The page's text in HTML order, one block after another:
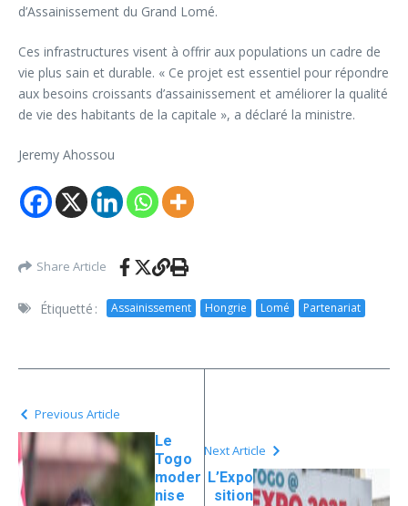
d’Assainissement du Grand Lomé.
Ces infrastructures visent à offrir aux populations un cadre de
vie plus sain et durable. « Ce projet est essentiel pour répondre
aux besoins croissants d’assainissement et améliorer la qualité
de vie des habitants de la capitale », a déclaré la ministre.
Jeremy Ahossou
Share Article
Étiquetté : Assainissement Hongrie Lomé Partenariat
Previous Article
Le
Togo
moder
nise
Next Article
L’Expo
sition